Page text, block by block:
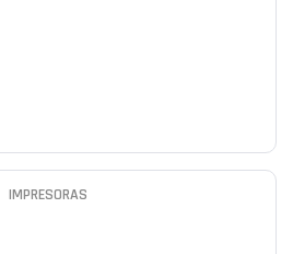
IMPRESORAS